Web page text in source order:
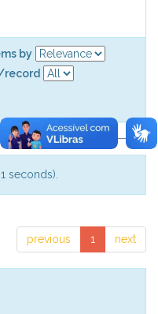
by
record
seconds).
previous 1 next